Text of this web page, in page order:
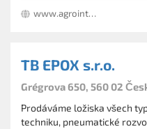
www.agrointeg.cz
TB EPOX s.r.o.
Grégrova 650, 560 02
Prodáváme ložiska všech
techniku, pneumatické